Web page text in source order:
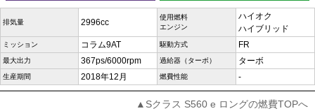
排気量 2996cc
使用燃料
エンジン
ハイオク
ハイブリッド
ミッション コラム9AT 駆動方式 FR
最大出力 367ps/6000rpm 過給器（ターボ） ターボ
生産期間 2018年12月 燃費性能 -
▲Sクラス S560 e ロングの燃費TOPへ